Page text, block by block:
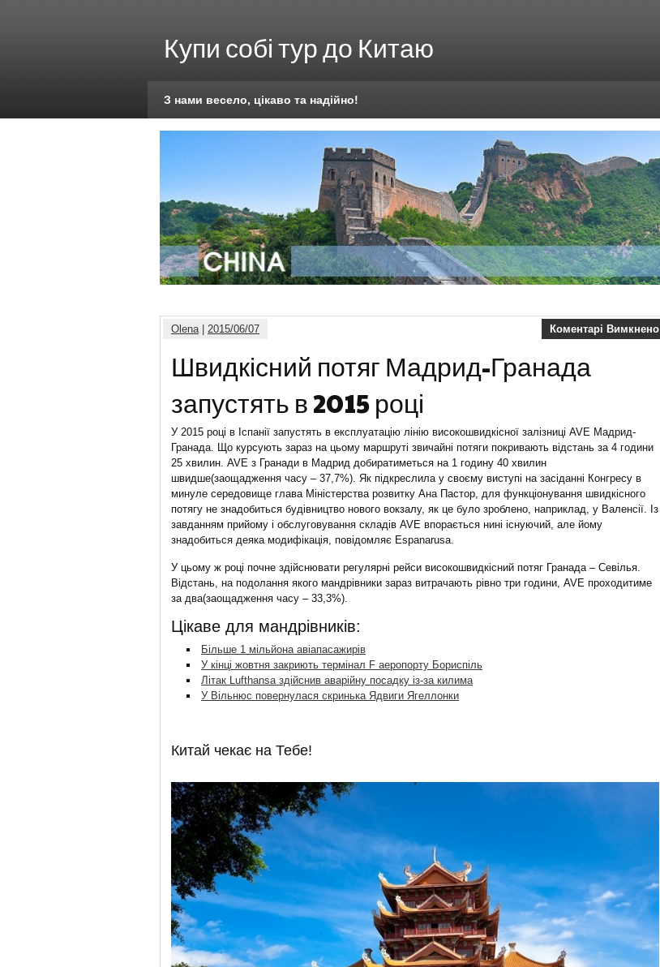
Купи собі тур до Китаю
З нами весело, цікаво та надійно!
Olena| 2015/06/07 Коментарі Вимкнено
Швидкісний потяг Мадрид-Гранада
запустять в 2015 році
У 2015 році в Іспанії запустять в експлуатацію лінію високошвидкісної залізниці AVE Мадрид-
Гранада. Що курсують зараз на цьому маршруті звичайні потяги покривають відстань за 4 години
25 хвилин. AVE з Гранади в Мадрид добиратиметься на 1 годину 40 хвилин
швидше(заощадження часу – 37,7%). Як підкреслила у своєму виступі на засіданні Конгресу в
минуле середовище глава Міністерства розвитку Ана Пастор, для функціонування швидкісного
потягу не знадобиться будівництво нового вокзалу, як це було зроблено, наприклад, у Валенсії. Із
завданням прийому і обслуговування складів AVE впорається нині існуючий, але йому
знадобиться деяка модифікація, повідомляє Espanarusa.
У цьому ж році почне здійснювати регулярні рейси високошвидкісний потяг Гранада – Севілья.
Відстань, на подолання якого мандрівники зараз витрачають рівно три години, AVE проходитиме
за два(заощадження часу – 33,3%).
Цікаве для мандрівників:
Більше 1 мільйона авіапасажирів
У кінці жовтня закриють термінал F аеропорту Бориспіль
Літак Lufthansa здійснив аварійну посадку із-за килима
У Вільнюс повернулася скринька Ядвиги Ягеллонки
Китай чекає на Тебе!